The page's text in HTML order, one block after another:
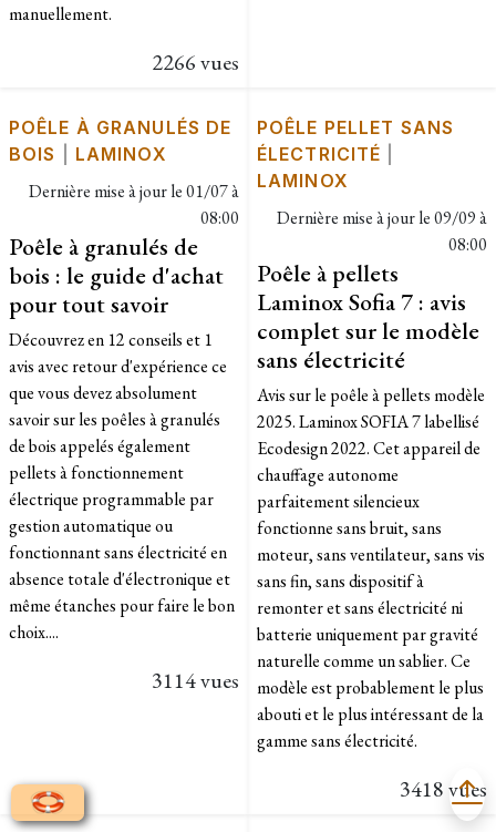
manuellement.
2266 vues
POÊLE À GRANULÉS DE
BOIS
LAMINOX
Dernière mise à jour le01/07 à
08:00
Poêle à granulés de
bois : le guide d'achat
pour tout savoir
Découvrez en 12 conseils et 1
avis avec retour d'expérience ce
que vous devez absolument
savoir sur les poêles à granulés
de bois appelés également
pellets à fonctionnement
électrique programmable par
gestion automatique ou
fonctionnant sans électricité en
absence totale d'électronique et
même étanches pour faire le bon
choix....
3114 vues
POÊLE PELLET SANS
ÉLECTRICITÉ
LAMINOX
Dernière mise à jour le09/09 à
08:00
Poêle à pellets
Laminox Sofia 7 : avis
complet sur le modèle
sans électricité
Avis sur le poêle à pellets modèle
2025. Laminox SOFIA 7 labellisé
Ecodesign 2022. Cet appareil de
chauffage autonome
parfaitement silencieux
fonctionne sans bruit, sans
moteur, sans ventilateur, sans vis
sans fin, sans dispositif à
remonter et sans électricité ni
batterie uniquement par gravité
naturelle comme un sablier. Ce
modèle est probablement le plus
abouti et le plus intéressant de la
gamme sans électricité.
3418 vues